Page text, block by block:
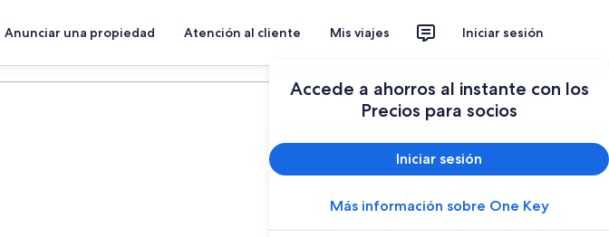
Anunciar una propiedad Atención al cliente Mis viajes Iniciar sesión
Accede a ahorros al instante con los
Precios para socios
Iniciar sesión
Más información sobre One Key